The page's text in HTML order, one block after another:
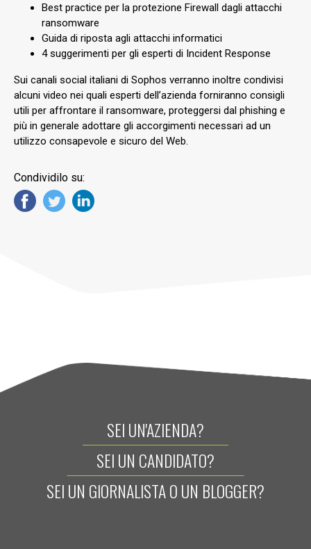
Best practice per la protezione Firewall dagli attacchi
ransomware
Guida di riposta agli attacchi informatici
4 suggerimenti per gli esperti di Incident Response
Sui canali social italiani di Sophos verranno inoltre condivisi
alcuni video nei quali esperti dell’azienda forniranno consigli
utili per affrontare il ransomware, proteggersi dal phishing e
più in generale adottare gli accorgimenti necessari ad un
utilizzo consapevole e sicuro del Web.
Condividilo su:
SEI UN'AZIENDA?
SEI UN CANDIDATO?
SEI UN GIORNALISTA O UN BLOGGER?